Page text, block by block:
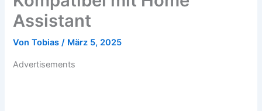
Assistant
VonTobias/ März 5, 2025
Advertisements